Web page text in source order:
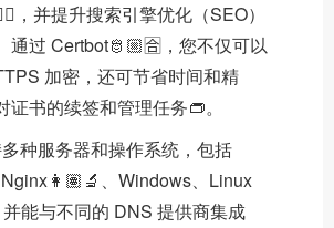
，并提升搜索引擎优化（SEO）
通过 Certbot🫅🏼🈴，您不仅可以
加密，还可节省时间和精
证书的续签和管理任务👝。
种服务器和操作系统，包括
、Windows、Linux
能与不同的 DNS 提供商集成